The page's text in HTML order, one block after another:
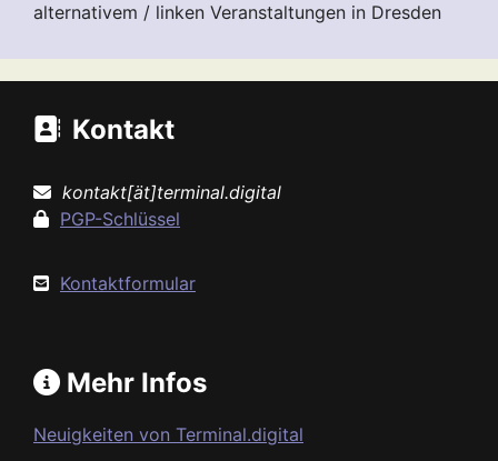
alternativem / linken Veranstaltungen in Dresden
Kontakt
kontakt[ät]terminal.digital
PGP-Schlüssel
Kontaktformular
Mehr Infos
Neuigkeiten von Terminal.digital